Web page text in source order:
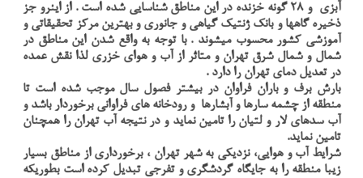
آبزی و 28 گونه خزنده در این مناطق شناسایی شده است . از اینرو جز
ذخیره گاهها و بانک ژنتیک گیاهی و جانوری و بهترین مرکز تحقیقاتی و
آموزشی کشور محسوب میشوند . با توجه به واقع شدن این مناطق در
شمال و شمال شرق تهران و متاثر از آب و هوای خزری لذا نقش عمده
در تعدیل دمای تهران را دارد .
بارش برف و باران فراوان در بیشتر فصول سال موجب شده است تا
منطقه از چشمه سارها و آبشارها و رودخانه های فراوانی برخوردار باشد و
آب سدهای لار و لتیان را تامین نماید و در نتیجه آب تهران را همچنان
تامین نماید.
شرایط آب و هوایی، نزدیکی به شهر تهران ، برخورداری از مناطق بسیار
زیبا منطقه را به جایگاه گردشگری و تفرجی تبدیل کرده است بطوریکه